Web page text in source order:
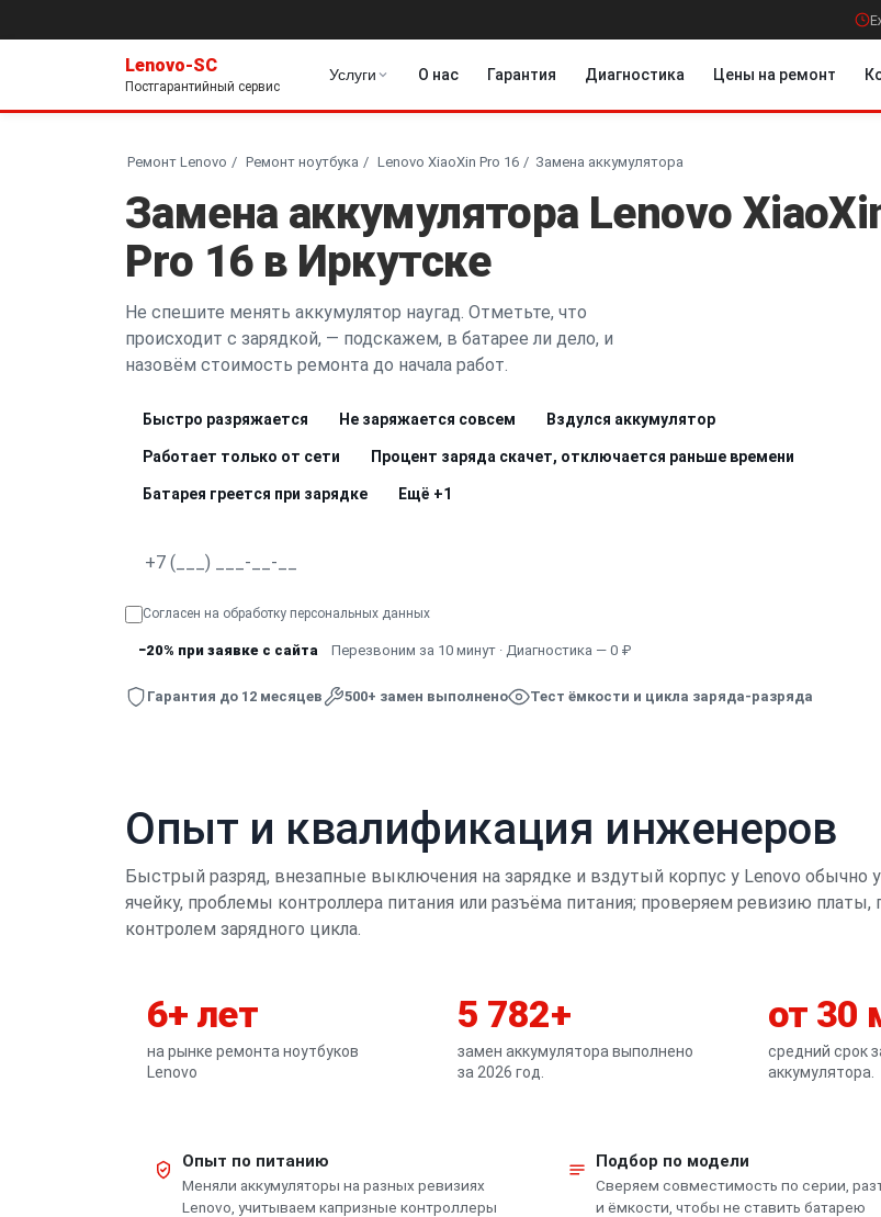
Lenovo-SC
Постгарантийный сервис
Услуги О нас Гарантия Диагностика Цены на ремонт
Ремонт Lenovo Ремонт ноутбука Lenovo XiaoXin Pro 16 Замена аккумулятора
Замена аккумулятора Lenovo
Pro 16 в Иркутске
Не спешите менять аккумулятор наугад. Отметьте, что
происходит с зарядкой, — подскажем, в батарее ли дело, и
назовём стоимость ремонта до начала работ.
Быстро разряжается Не заряжается совсем Вздулся аккумулятор
Работает только от сети Процент заряда скачет, отключается раньше времени
Батарея греется при зарядке Ещё +1
Согласен на обработку персональных данных
−20% при заявке с сайта Перезвоним за 10 минут · Диагностика — 0 ₽
Гарантия до 12 месяцев 500+ замен выполнено Тест ёмкости и цикла заряда-разряда
Опыт и квалификация инженеров
Быстрый разряд, внезапные выключения на зарядке и вздутый корпус у Lenovo
ячейку, проблемы контроллера питания или разъёма питания; проверяем ревизию
контролем зарядного цикла.
6+ лет
на рынке ремонта ноутбуков
Lenovo
5 782+
замен аккумулятора выполнено
за 2026 год.
от 30
средний срок
аккумулятора.
Опыт по питанию
Меняли аккумуляторы на разных ревизиях
Lenovo, учитываем капризные контроллеры
Подбор по модели
Сверяем совместимость по серии,
и ёмкости, чтобы не ставить батарею